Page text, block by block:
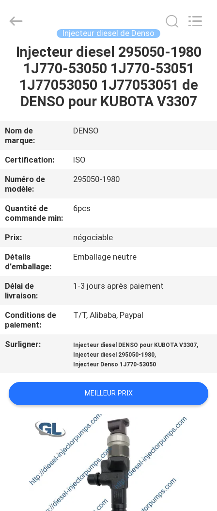
MAISON
VIDÉOS
À
PROPOS
DE
VISITE
DE
L'USINE
CONTRÔLE
DE
DEMANDEZ
Parts
Injecteur diesel de Denso
Injecteur diesel 295050-1980
1J770-53050 1J770-53051
1J77053050 1J77053051 de
DENSO pour KUBOTA V3307
Nom de
marque:
DENSO
Certification:
ISO
Numéro de
modèle:
295050-1980
Quantité de
commande min:
6pcs
Prix:
négociable
Détails
d'emballage:
Emballage neutre
Délai de
livraison:
1-3 jours après paiement
Conditions de
paiement:
T/T, Alibaba, Paypal
Surligner: Injecteur diesel DENSO pour KUBOTA V3307,
Injecteur diesel 295050-1980,
Injecteur Denso 1J770-53050
MEILLEUR PRIX